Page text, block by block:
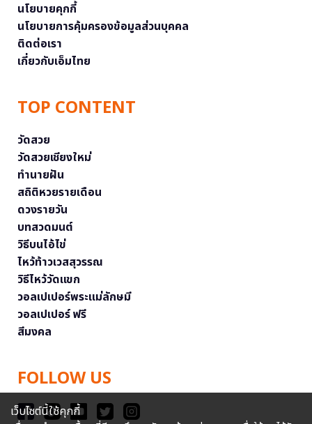
นโยบายคุกกี้
นโยบายการคุ้มครองข้อมูลส่วนบุคคล
ติดต่อเรา
เกี่ยวกับเอ็มไทย
TOP CONTENT
วัดสวย
วัดสวยเชียงใหม่
ทำนายฝัน
สถิติหวยรายเดือน
ดวงรายวัน
บทสวดมนต์
วิธีบนไอ้ไข่
ไหว้ท้าวเวสสุวรรณ
วิธีไหว้วัดแขก
วอลเปเปอร์พระแม่ลักษมี
วอลเปเปอร์ ฟรี
สีมงคล
FOLLOW US
เว็บไซต์นี้ใช้คุกกี้